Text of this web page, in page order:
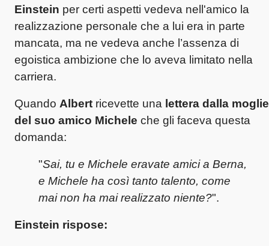
Einstein per certi aspetti vedeva nell'amico la
realizzazione personale che a lui era in parte
mancata, ma ne vedeva anche l’assenza di
egoistica ambizione che lo aveva limitato nella
carriera.
Quando Albert ricevette una lettera dalla moglie
del suo amico Michele che gli faceva questa
domanda:
"Sai, tu e Michele eravate amici a Berna,
e Michele ha così tanto talento, come
mai non ha mai realizzato niente?".
Einstein rispose: